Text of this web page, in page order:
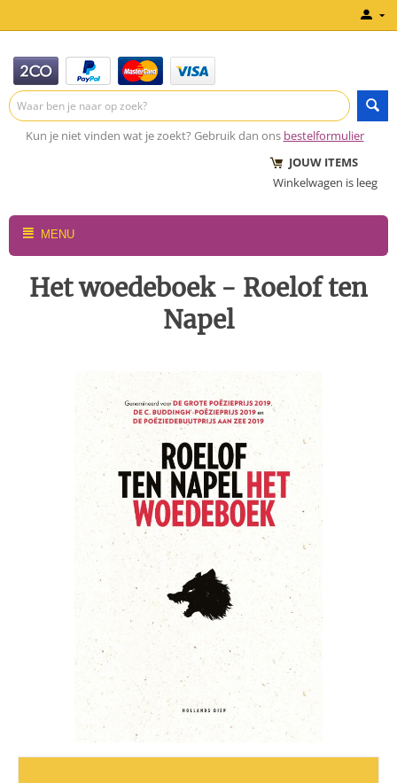
Kun je niet vinden wat je zoekt? Gebruik dan ons bestelformulier
JOUW ITEMS
Winkelwagen is leeg
MENU
Het woedeboek - Roelof ten
Napel